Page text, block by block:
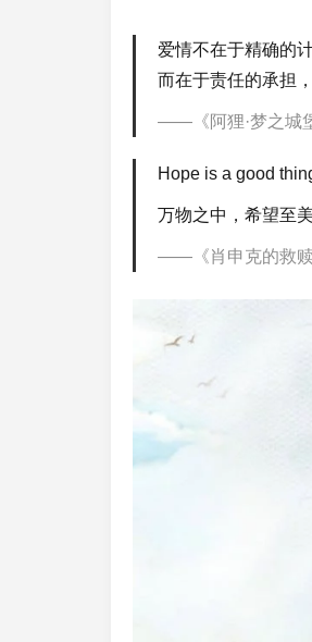
爱情不在于精确的
而在于责任的承担
《阿狸·梦之城
Hope is a good
万物之中，希望至
《肖申克的救赎